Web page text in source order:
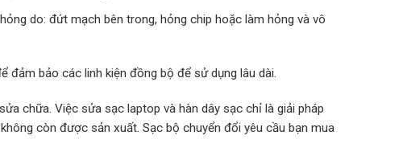
do: đứt mạch bên trong, hỏng chip hoặc làm hỏng và vô
đảm bảo các linh kiện đồng bộ để sử dụng lâu dài.
chữa. Việc sửa sạc laptop và hàn dây sạc chỉ là giải pháp
còn được sản xuất. Sạc bộ chuyển đổi yêu cầu bạn mua